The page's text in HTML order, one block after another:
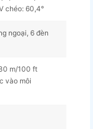
chéo: 60,4°
ngoại, 6 đèn
m/100 ft
vào môi